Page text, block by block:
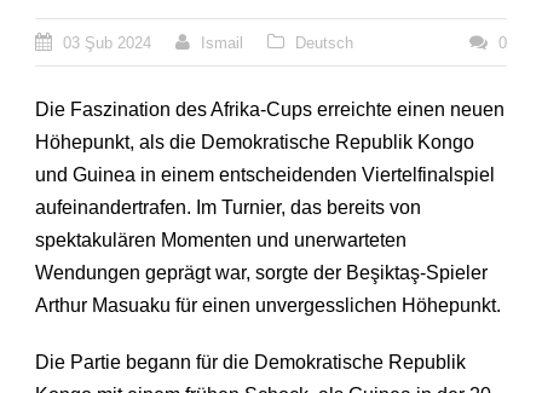
03 Şub 2024 Ismail Deutsch 0
Die Faszination des Afrika-Cups erreichte einen neuen
Höhepunkt, als die Demokratische Republik Kongo
und Guinea in einem entscheidenden Viertelfinalspiel
aufeinandertrafen. Im Turnier, das bereits von
spektakulären Momenten und unerwarteten
Wendungen geprägt war, sorgte der Beşiktaş-Spieler
Arthur Masuaku für einen unvergesslichen Höhepunkt.
Die Partie begann für die Demokratische Republik